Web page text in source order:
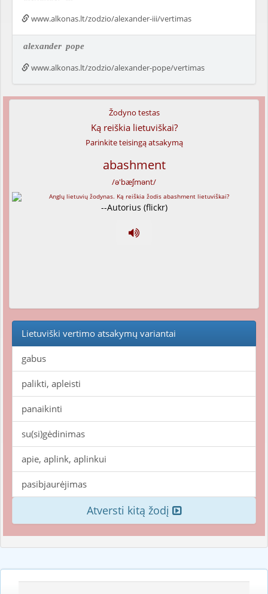
www.alkonas.lt/zodzio/alexander-iii/vertimas
alexander pope
www.alkonas.lt/zodzio/alexander-pope/vertimas
Žodyno testas
Ką reiškia lietuviškai?
Parinkite teisingą atsakymą
abashment
/ə'bæʃmənt/
--Autorius (flickr)
Lietuviški vertimo atsakymų variantai
gabus
palikti, apleisti
panaikinti
su(si)gėdinimas
apie, aplink, aplinkui
pasibjaurėjimas
Atversti kitą žodį